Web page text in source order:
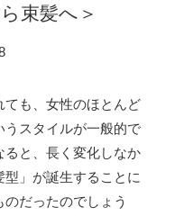
束髪へ＞
ても、女性のほとんど
うスタイルが一般的で
ると、長く変化しなか
」が誕生することに
だったのでしょう